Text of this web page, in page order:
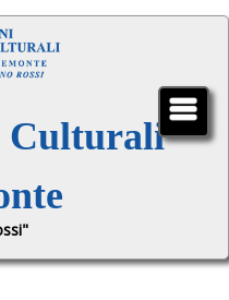
Culturali